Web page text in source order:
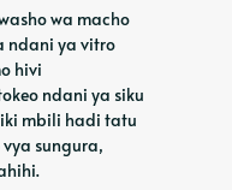
wa macho
ndani ya vitro
hivi
ndani ya siku
mbili hadi tatu
sungura,